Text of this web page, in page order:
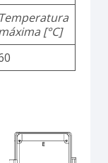
Temperatura
[°C]